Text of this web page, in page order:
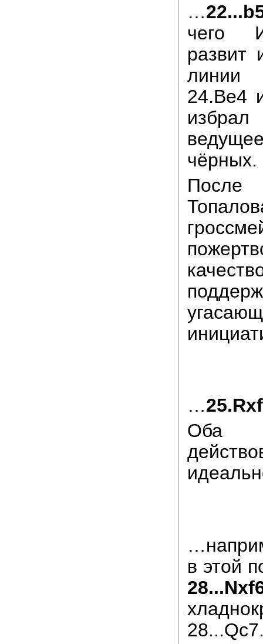
…
чего
развит
24.Be4
чёрных.
После
…
Оба
в этой